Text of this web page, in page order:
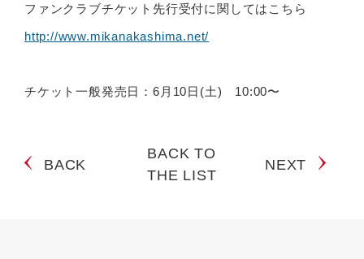
ファンクラブチケット先行受付に関してはこちら
http://www.mikanakashima.net/
チケット一般発売日：6月10日(土) 10:00〜
BACK
BACK TO
THE LIST
NEXT